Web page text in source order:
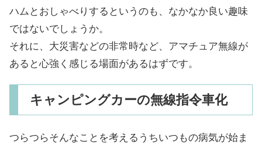
ハムとおしゃべりするというのも、なかなか良い趣味
ではないでしょうか。
それに、大災害などの非常時など、アマチュア無線が
あると心強く感じる場面があるはずです。
キャンピングカーの無線指令車化
つらつらそんなことを考えるうちいつもの病気が始ま